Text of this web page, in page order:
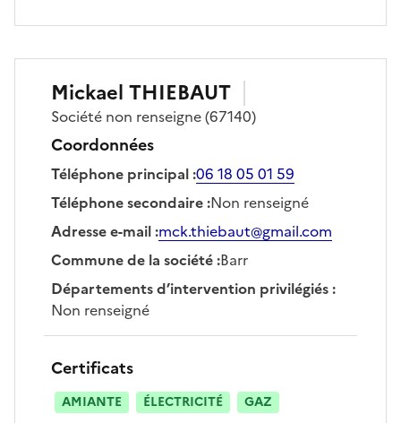
Mickael THIEBAUT
Société non renseigne(67140)
Coordonnées
Téléphone principal:06 18 05 01 59
Téléphone secondaire:Non renseigné
Adresse e-mail:mck.thiebaut@gmail.com
Commune de la société:Barr
Départements d’intervention privilégiés:
Non renseigné
Certificats
AMIANTE ÉLECTRICITÉ GAZ